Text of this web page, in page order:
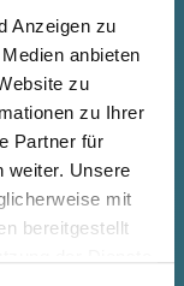
Anzeigen zu
anbieten
zu
zu Ihrer
Partner für
weiter. Unsere
mit
bereitgestellt